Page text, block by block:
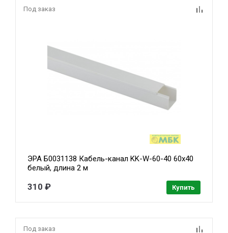
Под заказ
ЭРА Б0031138 Кабель-канал KK-W-60-40 60x40
белый, длина 2 м
310 ₽ Купить
Под заказ